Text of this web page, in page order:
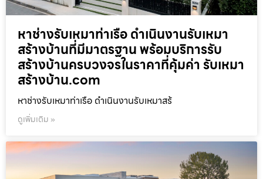
หาช่างรับเหมาท่าเรือ ดำเนินงานรับเหมา
สร้างบ้านที่มีมาตรฐาน พร้อมบริการรับ
สร้างบ้านครบวงจรในราคาที่คุ้มค่า รับเหมา
สร้างบ้าน.com
หาช่างรับเหมาท่าเรือ ดำเนินงานรับเหมาสร้
ดูเพิ่มเติม »